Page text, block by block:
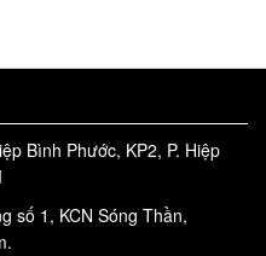
Bình Phước, KP2, P. Hiệp
số 1, KCN Sóng Thần,